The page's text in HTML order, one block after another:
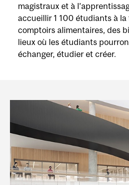
magistraux et à
accueillir 1 100 étudiants à la
comptoirs alimentaires, des
lieux où les étudiants
échanger, étudier et créer.